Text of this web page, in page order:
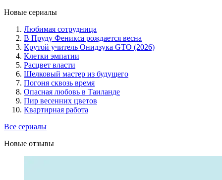
Новые сериалы
Любимая сотрудница
В Пруду Феникса рождается весна
Крутой учитель Онидзука GTO (2026)
Клетки эмпатии
Расцвет власти
Шелковый мастер из будущего
Погоня сквозь время
Опасная любовь в Таиланде
Пир весенних цветов
Квартирная работа
Все сериалы
Новые отзывы